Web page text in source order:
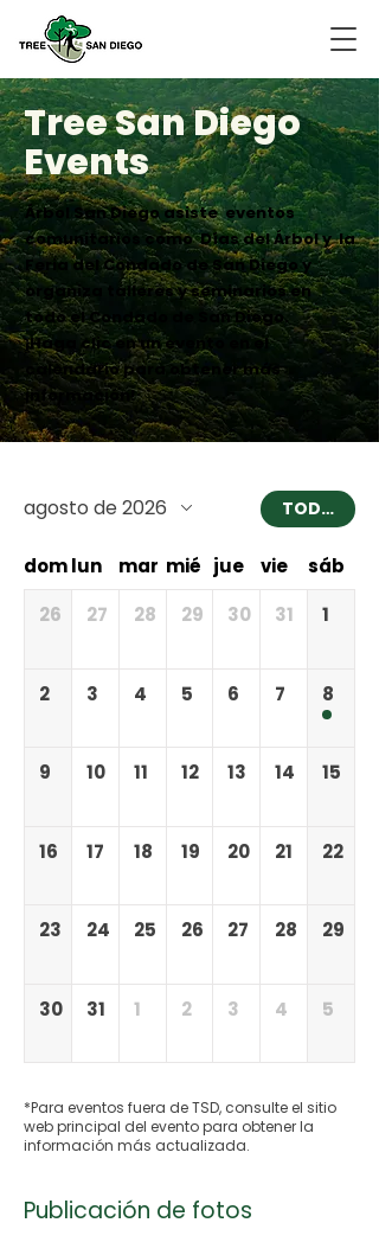
Tree San Diego
Events
Árbol San Diego asiste eventos
comunitarios como Días del Árbol y la
Feria del Condado de San Diego y
organiza talleres y seminarios en
todo el Condado de San Diego.
¡Haga clic en un evento en el
calendario para obtener más
información!
agosto de 2026 TODAY
domlun mar mié jue vie
sáb
26
27 28 29 30 31 1
2 3 4 5 6 7 8
9 10 11 12 13 14 15
16 17 18 19 20 21 22
23 24 25 26 27 28 29
30 31 1 2 3 4 5
*Para eventos fuera de TSD, consulte el sitio
web principal del evento para obtener la
información más actualizada.
Publicación de fotos